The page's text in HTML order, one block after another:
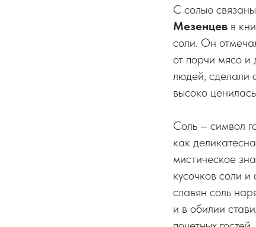
С солью
Мезенцев в
соли. Он
от порчи мясо и
людей, сделали
высоко
Соль – символ
как
мистическое
кусочков соли
славян соль
и в обилии